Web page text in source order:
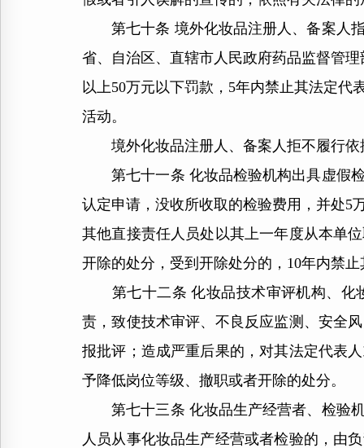
第七十条 境外化妆品注册人、备案人指
省、自治区、直辖市人民政府药品监督管
以上50万元以下罚款，5年内禁止其法定
活动。
境外化妆品注册人、备案人拒不履行依
第七十一条 化妆品检验机构出具虚假检
认定申请，没收所收取的检验费用，并处5
其他直接责任人员处以其上一年度从本单
开除的处分，受到开除处分的，10年内禁
第七十二条 化妆品技术审评机构、化
责，致使技术审评、不良反应监测、安全
报批评；造成严重后果的，对其法定代表
予降低岗位等级、撤职或者开除的处分。
第七十三条 化妆品生产经营者、检验机
人员从事化妆品生产经营或者检验的，由